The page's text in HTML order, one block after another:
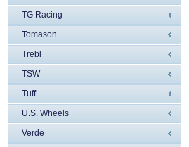
TG Racing
Tomason
Trebl
TSW
Tuff
U.S. Wheels
Verde